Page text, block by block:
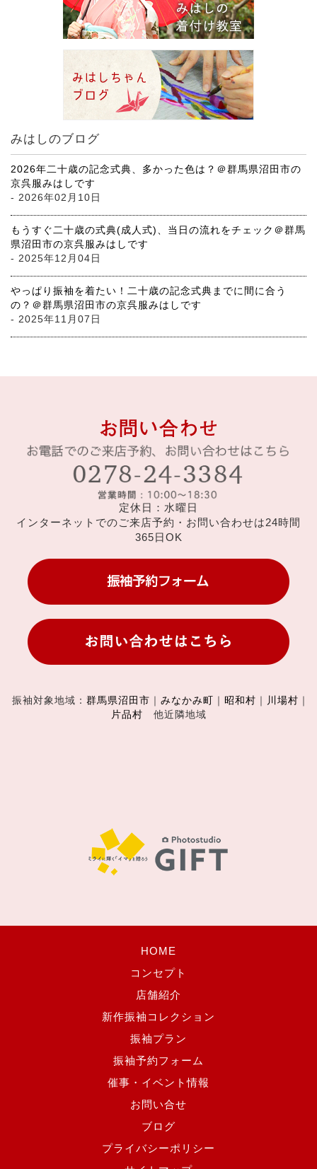
みはしのブログ
2026年二十歳の記念式典、多かった色は？＠群馬県沼田市の
京呉服みはしです
- 2026年02月10日
もうすぐ二十歳の式典(成人式)、当日の流れをチェック＠群馬
県沼田市の京呉服みはしです
- 2025年12月04日
やっぱり振袖を着たい！二十歳の記念式典までに間に合う
の？＠群馬県沼田市の京呉服みはしです
- 2025年11月07日
定休日：水曜日
インターネットでのご来店予約・お問い合わせは24時間
365日OK
振袖対象地域： 群馬県沼田市 ｜ みなかみ町 ｜ 昭和村 ｜ 川場村 ｜
片品村 他近隣地域
HOME
コンセプト
店舗紹介
新作振袖コレクション
振袖プラン
振袖予約フォーム
催事・イベント情報
お問い合せ
ブログ
プライバシーポリシー